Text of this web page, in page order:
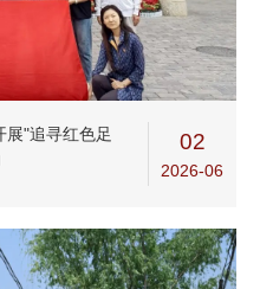
展"追寻红色足
02
2026-06